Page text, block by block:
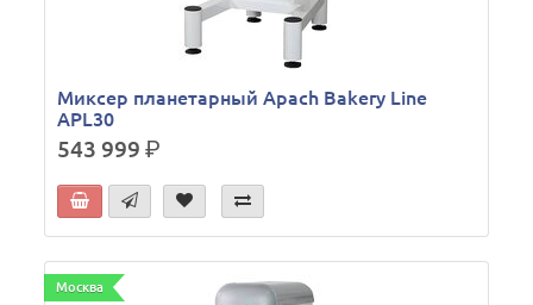
Миксер планетарный Apach Bakery Line
APL30
543 999р.
Москва